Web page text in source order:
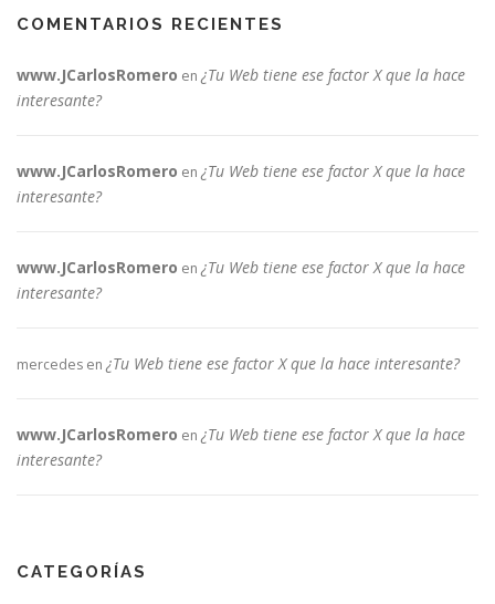
COMENTARIOS RECIENTES
www.JCarlosRomero en ¿Tu Web tiene ese factor X que la hace
interesante?
www.JCarlosRomero en ¿Tu Web tiene ese factor X que la hace
interesante?
www.JCarlosRomero en ¿Tu Web tiene ese factor X que la hace
interesante?
mercedes en ¿Tu Web tiene ese factor X que la hace interesante?
www.JCarlosRomero en ¿Tu Web tiene ese factor X que la hace
interesante?
CATEGORÍAS